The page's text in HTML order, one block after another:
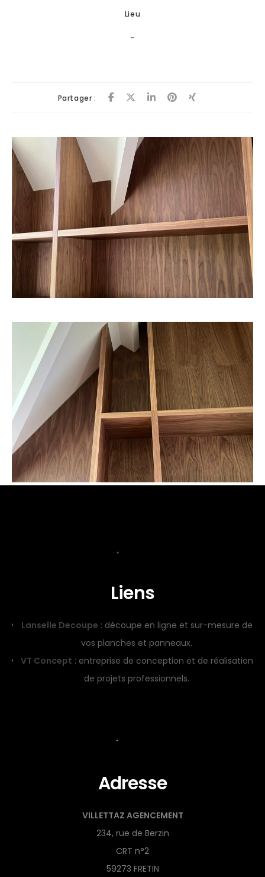
Lieu
-
Partager :
Liens
Lanselle Decoupe : découpe en ligne et sur-mesure de
vos planches et panneaux.
VT Concept : entreprise de conception et de réalisation
de projets professionnels.
Adresse
VILLETTAZ AGENCEMENT
234, rue de Berzin
CRT n°2
59273 FRETIN